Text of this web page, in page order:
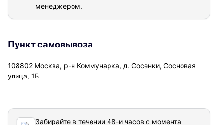
менеджером.
Пункт самовывоза
108802 Москва, р-н Коммунарка, д. Сосенки, Сосновая
улица, 1Б
Забирайте в течении 48-и часов с момента